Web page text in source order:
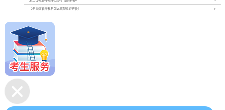
10月浙江自考科目怎么搭配拿证更快?